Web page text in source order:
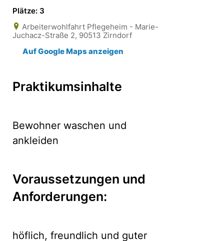
Plätze: 3
Arbeiterwohlfahrt Pflegeheim - Marie-
Juchacz-Straße 2, 90513 Zirndorf
Auf Google Maps anzeigen
Praktikumsinhalte
Bewohner waschen und
ankleiden
Voraussetzungen und
Anforderungen:
höflich, freundlich und guter